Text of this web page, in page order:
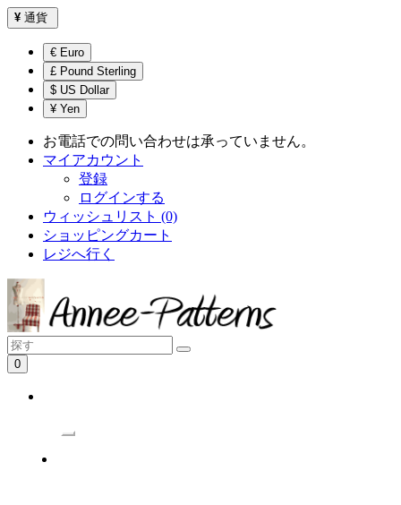
¥ 通貨
€ Euro
£ Pound Sterling
$ US Dollar
¥ Yen
お電話での問い合わせは承っていません。
マイアカウント
登録
ログインする
ウィッシュリスト (0)
ショッピングカート
レジへ行く
0